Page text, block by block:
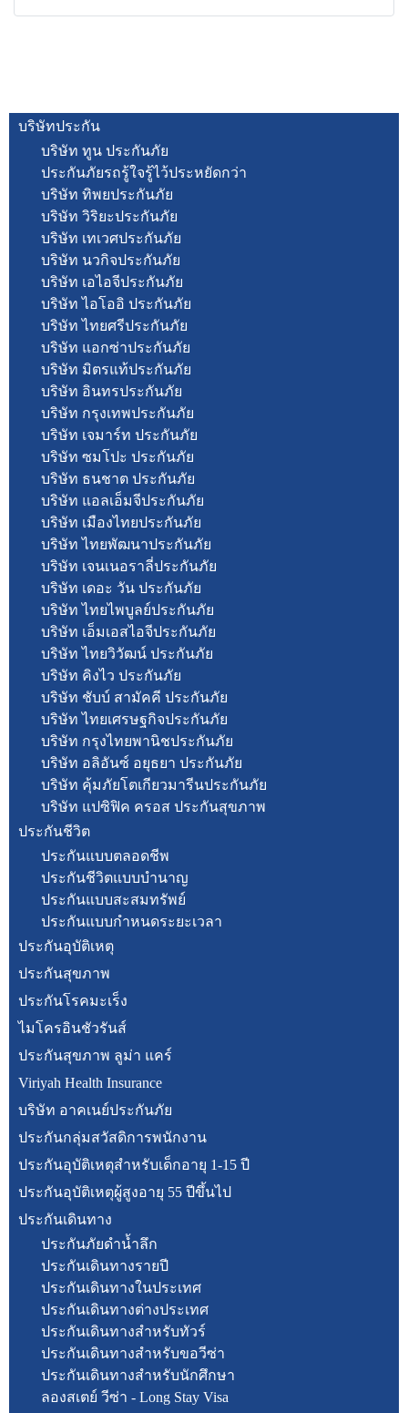
บริษัทประกัน
บริษัท ทูน ประกันภัย
ประกันภัยรถรู้ใจรู้ไว้ประหยัดกว่า
บริษัท ทิพยประกันภัย
บริษัท วิริยะประกันภัย
บริษัท เทเวศประกันภัย
บริษัท นวกิจประกันภัย
บริษัท เอไอจีประกันภัย
บริษัท ไอโออิ ประกันภัย
บริษัท ไทยศรีประกันภัย
บริษัท แอกซ่าประกันภัย
บริษัท มิตรแท้ประกันภัย
บริษัท อินทรประกันภัย
บริษัท กรุงเทพประกันภัย
บริษัท เจมาร์ท ประกันภัย
บริษัท ซมโปะ ประกันภัย
บริษัท ธนชาต ประกันภัย
บริษัท แอลเอ็มจีประกันภัย
บริษัท เมืองไทยประกันภัย
บริษัท ไทยพัฒนาประกันภัย
บริษัท เจนเนอราลี่ประกันภัย
บริษัท เดอะ วัน ประกันภัย
บริษัท ไทยไพบูลย์ประกันภัย
บริษัท เอ็มเอสไอจีประกันภัย
บริษัท ไทยวิวัฒน์ ประกันภัย
บริษัท คิงไว ประกันภัย
บริษัท ชับบ์ สามัคคี ประกันภัย
บริษัท ไทยเศรษฐกิจประกันภัย
บริษัท กรุงไทยพานิชประกันภัย
บริษัท อลิอันซ์ อยุธยา ประกันภัย
บริษัท คุ้มภัยโตเกียวมารีนประกันภัย
บริษัท แปซิฟิค ครอส ประกันสุขภาพ
ประกันชีวิต
ประกันแบบตลอดชีพ
ประกันชีวิตแบบบำนาญ
ประกันแบบสะสมทรัพย์
ประกันแบบกำหนดระยะเวลา
ประกันอุบัติเหตุ
ประกันสุขภาพ
ประกันโรคมะเร็ง
ไมโครอินชัวรันส์
ประกันสุขภาพ ลูม่า แคร์
Viriyah Health Insurance
บริษัท อาคเนย์ประกันภัย
ประกันกลุ่มสวัสดิการพนักงาน
ประกันอุบัติเหตุสำหรับเด็กอายุ 1-15 ปี
ประกันอุบัติเหตุผู้สูงอายุ 55 ปีขึ้นไป
ประกันเดินทาง
ประกันภัยดำน้ำลึก
ประกันเดินทางรายปี
ประกันเดินทางในประเทศ
ประกันเดินทางต่างประเทศ
ประกันเดินทางสำหรับทัวร์
ประกันเดินทางสำหรับขอวีซ่า
ประกันเดินทางสำหรับนักศึกษา
ลองสเตย์ วีซ่า - Long Stay Visa